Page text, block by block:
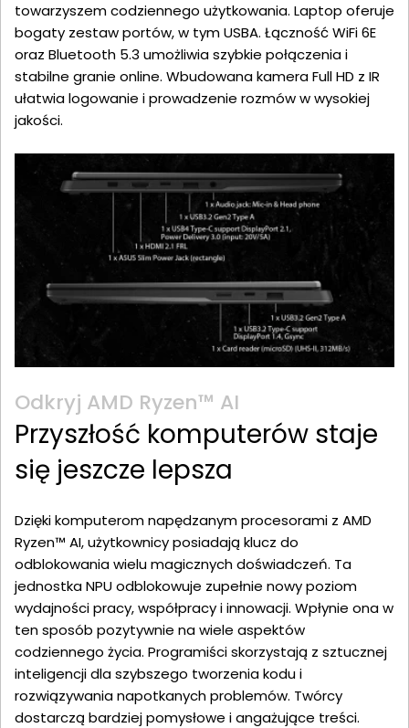
towarzyszem codziennego użytkowania. Laptop oferuje
bogaty zestaw portów, w tym USBA. Łączność WiFi 6E
oraz Bluetooth 5.3 umożliwia szybkie połączenia i
stabilne granie online. Wbudowana kamera Full HD z IR
ułatwia logowanie i prowadzenie rozmów w wysokiej
jakości.
Odkryj AMD Ryzen™ AI
Przyszłość komputerów staje
się jeszcze lepsza
Dzięki komputerom napędzanym procesorami z AMD
Ryzen™ AI, użytkownicy posiadają klucz do
odblokowania wielu magicznych doświadczeń. Ta
jednostka NPU odblokowuje zupełnie nowy poziom
wydajności pracy, współpracy i innowacji. Wpłynie ona w
ten sposób pozytywnie na wiele aspektów
codziennego życia. Programiści skorzystają z sztucznej
inteligencji dla szybszego tworzenia kodu i
rozwiązywania napotkanych problemów. Twórcy
dostarczą bardziej pomysłowe i angażujące treści.